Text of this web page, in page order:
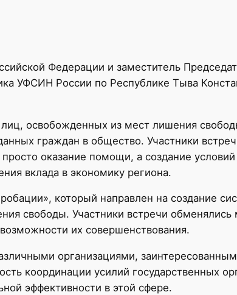
Федерации и заместитель
УФСИН России по Республике Тыва
освобожденных из мест лишения
граждан в общество. Участники
оказание помощи, а создание
вклада в экономику региона.
который направлен на создание
свободы. Участники встречи
их совершенствования.
организациями,
координации усилий государственных
эффективности в этой сфере.